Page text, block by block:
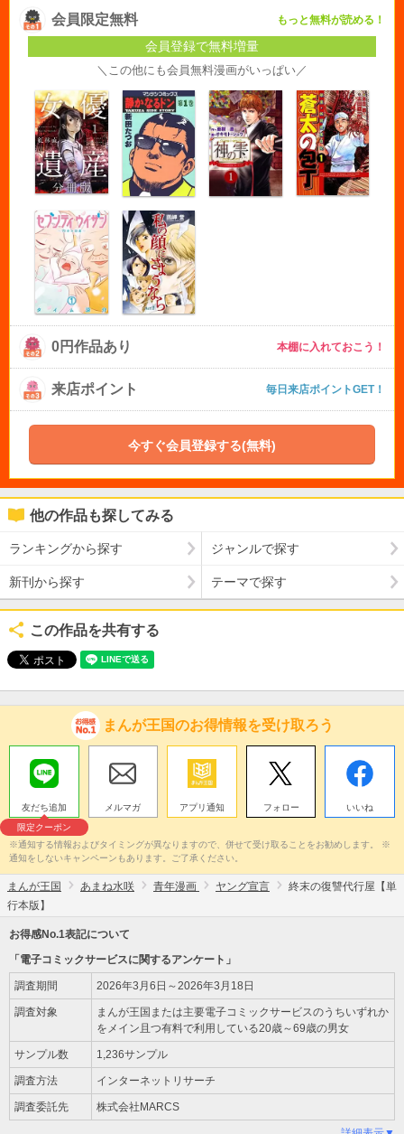
会員限定無料 もっと無料が読める！
会員登録で無料増量
＼この他にも会員無料漫画がいっぱい／
0円作品あり 本棚に入れておこう！
来店ポイント 毎日来店ポイントGET！
今すぐ会員登録する(無料)
他の作品も探してみる
ランキングから探す ジャンルで探す
新刊から探す テーマで探す
この作品を共有する
まんが王国のお得情報を受け取ろう
友だち追加
限定クーポン
メルマガ アプリ通知 フォロー いいね
※通知する情報およびタイミングが異なりますので、併せて受け取ることをお勧めします。 ※
通知をしないキャンペーンもあります。ご了承ください。
まんが王国 あまね水咲 青年漫画 ヤング宣言
終末の復讐代行屋【単
行本版】
お得感No.1表記について
「電子コミックサービスに関するアンケート」
調査期間 2026年3月6日～2026年3月18日
調査対象
まんが王国または主要電子コミックサービスのうちいずれか
をメイン且つ有料で利用している20歳～69歳の男女
サンプル数 1,236サンプル
調査方法 インターネットリサーチ
調査委託先 株式会社MARCS